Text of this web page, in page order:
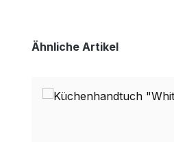
Produktgalerie überspringen
Ähnliche Artikel